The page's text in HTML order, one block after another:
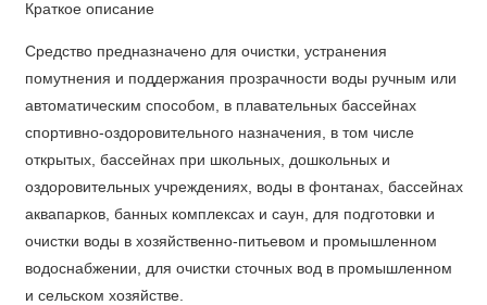
Краткое описание
Средство предназначено для очистки, устранения
помутнения и поддержания прозрачности воды ручным или
автоматическим способом, в плавательных бассейнах
спортивно-оздоровительного назначения, в том числе
открытых, бассейнах при школьных, дошкольных и
оздоровительных учреждениях, воды в фонтанах, бассейнах
аквапарков, банных комплексах и саун, для подготовки и
очистки воды в хозяйственно-питьевом и промышленном
водоснабжении, для очистки сточных вод в промышленном
и сельском хозяйстве.